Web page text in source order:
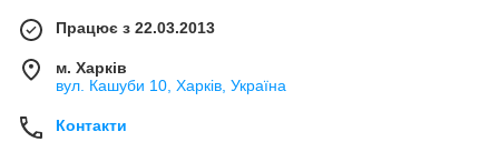
Працює з 22.03.2013
м. Харків
вул. Кашуби 10, Харків, Україна
Контакти